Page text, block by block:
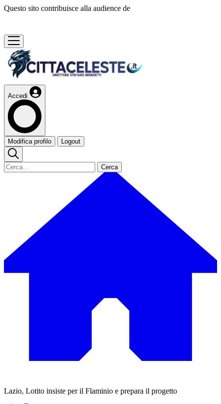
Questo sito contribuisce alla audience de
Accedi
Modifica profilo Logout
Cerca
Lazio, Lotito insiste per il Flaminio e prepara il progetto